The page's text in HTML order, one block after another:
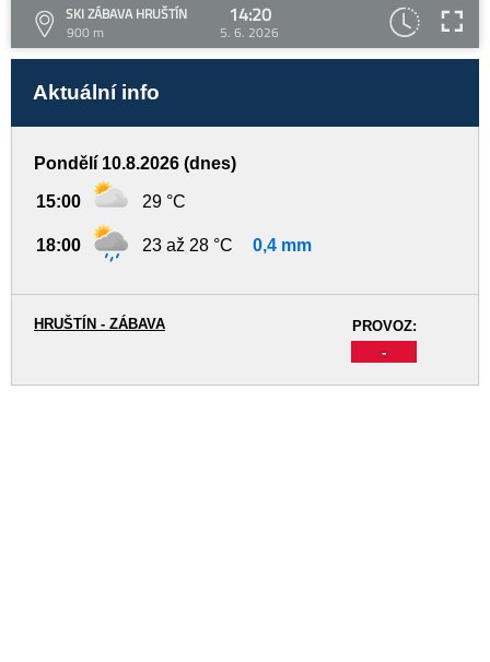
SKI ZÁBAVA HRUŠTÍN
900 m
14:20
5. 6. 2026
Aktuální info
Pondělí 10.8.2026 (dnes)
15:00 29 °C
18:00 23 až 28 °C 0,4 mm
PROVOZ:
-
HRUŠTÍN - ZÁBAVA